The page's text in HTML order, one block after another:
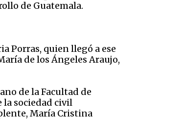
de Guatemala.
Porras, quien llegó a ese
de los Ángeles Araujo,
de la Facultad de
la sociedad civil
María Cristina